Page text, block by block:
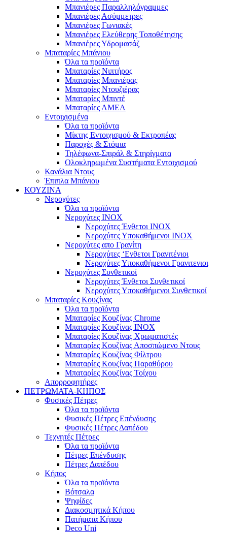
Μπανιέρες Παραλληλόγραμμες
Μπανιέρες Ασύμμετρες
Μπανιέρες Γωνιακές
Μπανιέρες Ελεύθερης Τοποθέτησης
Μπανιέρες Υδρομασάζ
Μπαταρίες Μπάνιου
Όλα τα προϊόντα
Μπαταρίες Νιπτήρος
Μπαταρίες Μπανιέρας
Μπαταρίες Ντουζιέρας
Μπαταρίες Μπιντέ
Μπαταρίες ΑΜΕΑ
Εντοιχισμένα
Όλα τα προϊόντα
Μίκτης Εντοιχισμού & Εκτροπέας
Παροχές & Στόμια
Τηλέφωνα-Σπιράλ & Στηρίγματα
Ολοκληρωμένα Συστήματα Εντοιχισμού
Κανάλια Ντους
Έπιπλα Μπάνιου
ΚΟΥΖΙΝΑ
Νεροχύτες
Όλα τα προϊόντα
Νεροχύτες ΙΝΟΧ
Νεροχύτες Ένθετοι INOX
Νεροχύτες Υποκαθήμενοι INOX
Νεροχύτες απο Γρανίτη
Νεροχύτες ‘Ενθετοι Γρανιτένιοι
Νεροχύτες Υποκαθήμενοι Γρανιτενιοι
Νεροχύτες Συνθετικοί
Νεροχύτες Ένθετοι Συνθετικοί
Νεροχύτες Υποκαθήμενοι Συνθετικοί
Μπαταρίες Κουζίνας
Όλα τα προϊόντα
Μπαταρίες Κουζίνας Chrome
Μπαταρίες Κουζίνας INOX
Μπαταρίες Κουζίνας Χρωματιστές
Μπαταρίες Κουζίνας Αποσπώμενο Ντους
Μπαταρίες Κουζίνας Φίλτρου
Μπαταρίες Κουζίνας Παραθύρου
Μπαταρίες Κουζίνας Τοίχου
Απορροφητήρες
ΠΕΤΡΩΜΑΤΑ-ΚΗΠΟΣ
Φυσικές Πέτρες
Όλα τα προϊόντα
Φυσικές Πέτρες Επένδυσης
Φυσικές Πέτρες Δαπέδου
Τεχνητές Πέτρες
Όλα τα προϊόντα
Πέτρες Επένδυσης
Πέτρες Δαπέδου
Κήπος
Όλα τα προϊόντα
Βότσαλα
Ψηφίδες
Διακοσμητικά Κήπου
Πατήματα Κήπου
Deco Uni